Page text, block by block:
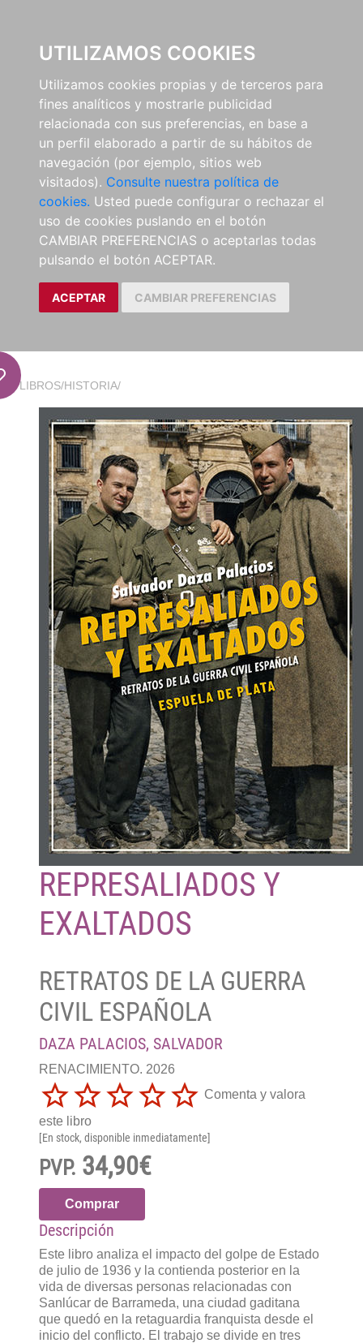
UTILIZAMOS COOKIES
Utilizamos cookies propias y de terceros para
fines analíticos y mostrarle publicidad
relacionada con sus preferencias, en base a
un perfil elaborado a partir de su hábitos de
navegación (por ejemplo, sitios web
visitados). Consulte nuestra política de
cookies. Usted puede configurar o rechazar el
uso de cookies puslando en el botón
CAMBIAR PREFERENCIAS o aceptarlas todas
pulsando el botón ACEPTAR.
ACEPTAR CAMBIAR PREFERENCIAS
LIBROS/HISTORIA/
REPRESALIADOS Y
EXALTADOS
RETRATOS DE LA GUERRA
CIVIL ESPAÑOLA
DAZA PALACIOS, SALVADOR
RENACIMIENTO. 2026
Comenta y valora
este libro
[En stock, disponible inmediatamente]
PVP. 34,90€
Comprar
Descripción
Este libro analiza el impacto del golpe de Estado
de julio de 1936 y la contienda posterior en la
vida de diversas personas relacionadas con
Sanlúcar de Barrameda, una ciudad gaditana
que quedó en la retaguardia franquista desde el
inicio del conflicto. El trabajo se divide en tres